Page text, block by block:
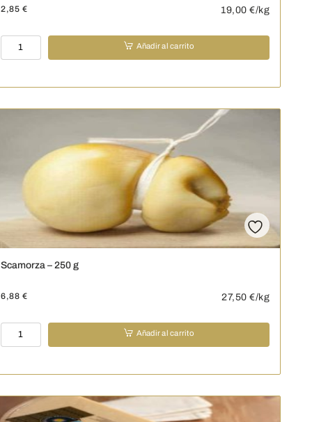
2,85 € 19,00 €/kg
Provolone
-
g
Añadir al carrito
Scamorza – 250 g
6,88 € 27,50 €/kg
Scamorza
-
g
Añadir al carrito